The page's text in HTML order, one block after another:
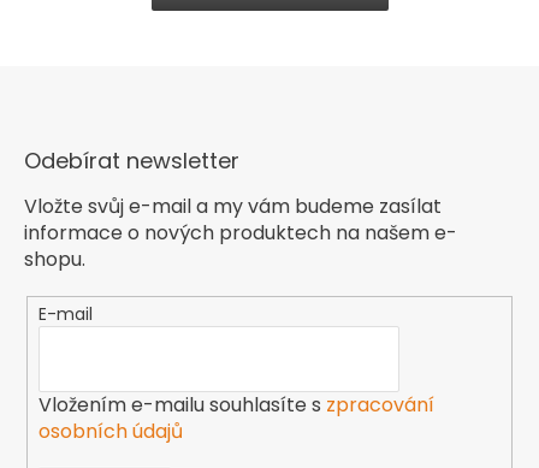
Odebírat newsletter
Vložte svůj e-mail a my vám budeme zasílat
informace o nových produktech na našem e-
shopu.
E-mail
Vložením e-mailu souhlasíte s zpracování
osobních údajů